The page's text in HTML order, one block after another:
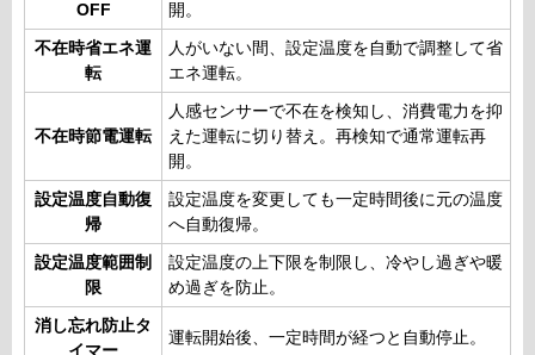
OFF
開。
不在時省エネ運
転
人がいない間、設定温度を自動で調整して省
エネ運転。
不在時節電運転
人感センサーで不在を検知し、消費電力を抑
えた運転に切り替え。再検知で通常運転再
開。
設定温度自動復
帰
設定温度を変更しても一定時間後に元の温度
へ自動復帰。
設定温度範囲制
限
設定温度の上下限を制限し、冷やし過ぎや暖
め過ぎを防止。
消し忘れ防止タ
イマー
運転開始後、一定時間が経つと自動停止。